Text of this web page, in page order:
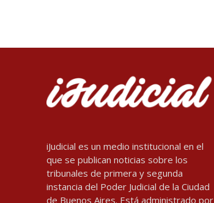
iJudicial es un medio institucional en el
que se publican noticias sobre los
tribunales de primera y segunda
instancia del Poder Judicial de la Ciudad
de Buenos Aires. Está administrado por